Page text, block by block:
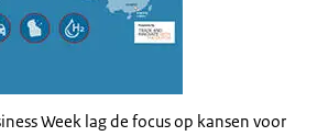
Week lag de focus op kansen voor